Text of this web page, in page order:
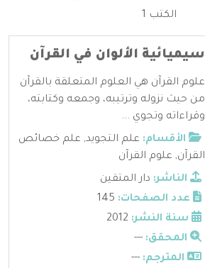
الكتب 1
سيميائية الألوان في القرآن
علوم القرآن هي العلوم المتعلقة بالقرآن
من حيث نزوله وترتيبه، وجمعه وكتابته،
وقراءاته وتجوي ...
الأقسام: علم التجويد, علم خصائص
القرآن, علوم القرآن
الناشر: دار المتقين
عدد الصفحات:
سنة النشر:
المحقق: ---
المترجم: ---